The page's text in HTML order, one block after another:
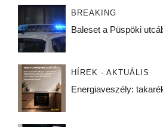
BREAKING
Baleset a Püspöki
HÍREK - AKTUÁLIS
Energiaveszély: